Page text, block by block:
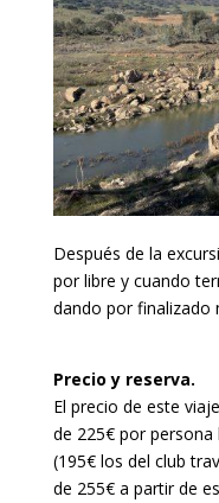
Después de la
por libre y cuando
dando por finalizado
Precio y reserva.
El precio de este
de 225€ por
(195€ los del club
de 255€ a partir de